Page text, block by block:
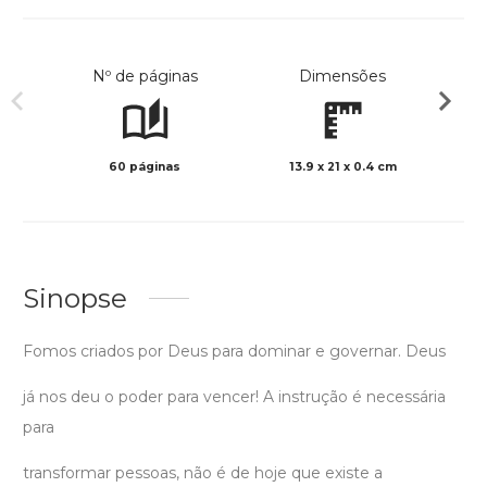
Nº de páginas
60 páginas
Dimensões
13.9 x 21 x 0.4 cm
Sinopse
Fomos criados por Deus para dominar e governar. Deus
já nos deu o poder para vencer! A instrução é necessária
para
transformar pessoas, não é de hoje que existe a